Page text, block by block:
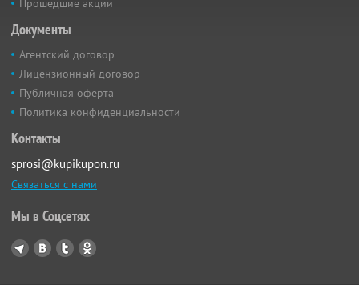
Прошедшие акции
Документы
Агентский договор
Лицензионный договор
Публичная оферта
Политика конфиденциальности
Контакты
sprosi@kupikupon.ru
Связаться с нами
Мы в Соцсетях